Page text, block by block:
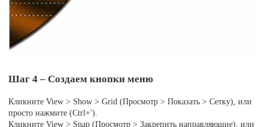
Шаг 4 – Создаем кнопки меню
Кликните View > Show > Grid (Просмотр > Показать > Сетку), или
просто нажмите (Ctrl+').
Кликните View > Snap (Просмотр > Закрепить направляющие), или